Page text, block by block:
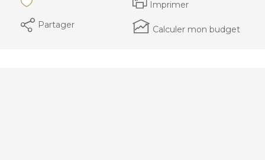
Imprimer
Partager
Calculer mon budget